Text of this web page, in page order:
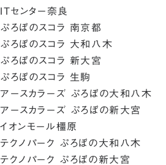
ITセンター奈良
ぷろぼのスコラ 南京都
ぷろぼのスコラ 大和八木
ぷろぼのスコラ 新大宮
ぷろぼのスコラ 生駒
アースカラーズ ぷろぼの大和八木
アースカラーズ ぷろぼの新大宮
イオンモール橿原
テクノパーク ぷろぼの大和八木
テクノパーク ぷろぼの新大宮